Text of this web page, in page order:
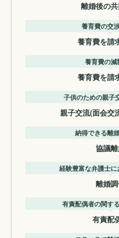
離婚後の
養育費の交
養育費を請
養育費の減
養育費を請
子供のための親子
親子交流(面会交
納得できる離
協議
経験豊富な弁護士
離婚
有責配偶者の関す
有責配